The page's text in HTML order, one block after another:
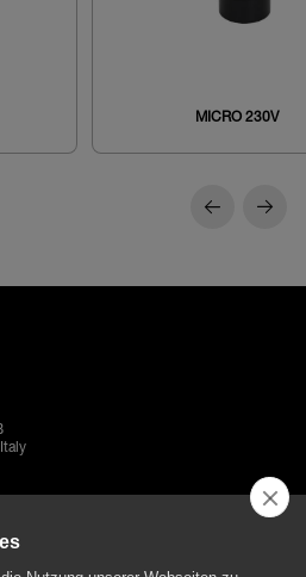
MICRO 230V